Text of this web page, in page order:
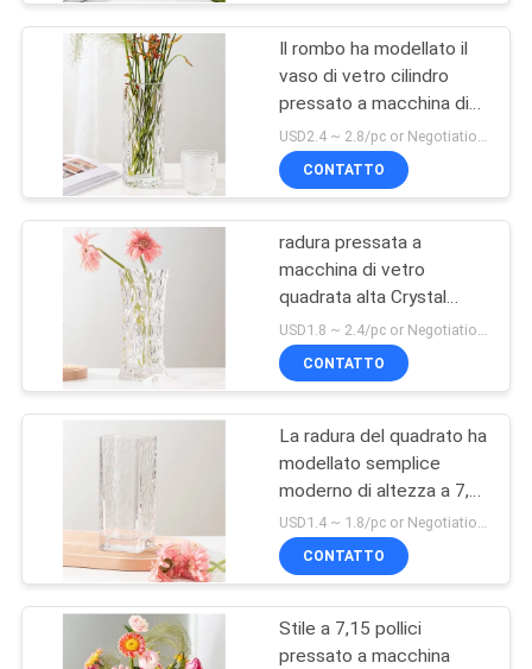
NOI
FABBRICA
CONTROLLO
QUALITÀ
CONTATTICI
MAPPA
DEL
Bicchiere doppio
25
Calici beventi di
vetro
Supporto di candela
di vetro di colore
31
Il rombo ha modellato il
vaso di vetro cilindro
pressato a macchina di
vetro dei vasi del chiaro
CONTATTO
radura pressata a
macchina di vetro
quadrata alta Crystal
Vases dei vasi 22.5oz di
altezza di 24cm
CONTATTO
La radura del quadrato ha
modellato semplice
moderno di altezza a 7,8
pollici pressata a
macchina di vetro dei
vasi
USD1.4 ~ 1.8/pc or Negotiation MOQ:30000 pc
CONTATTO
Stile a 7,15 pollici
pressato a macchina